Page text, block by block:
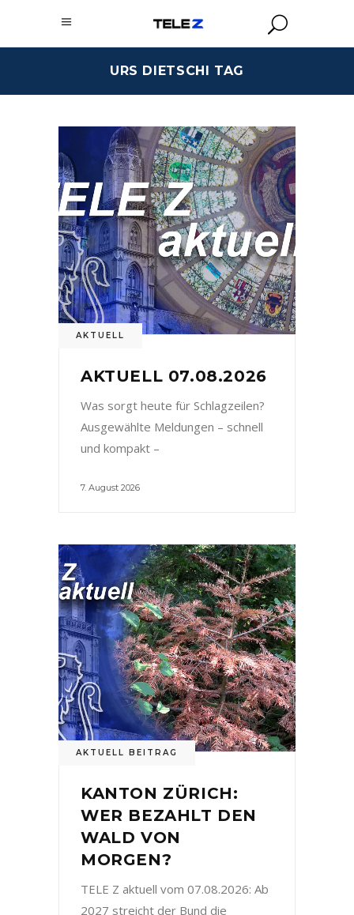
URS DIETSCHI TAG
AKTUELL
AKTUELL 07.08.2026
Was sorgt heute für Schlagzeilen?
Ausgewählte Meldungen – schnell
und kompakt –
7. August 2026
AKTUELL BEITRAG
KANTON ZÜRICH:
WER BEZAHLT DEN
WALD VON
MORGEN?
TELE Z aktuell vom 07.08.2026: Ab
2027 streicht der Bund die